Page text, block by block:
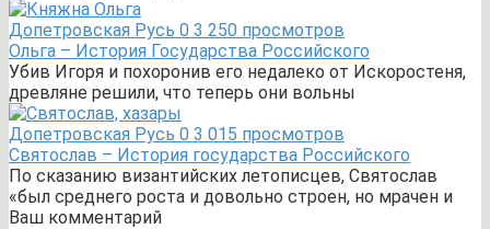
Допетровская Русь 0 3 250 просмотров
Ольга – История Государства Российского
Убив Игоря и похоронив его недалеко от Искоростеня,
древляне решили, что теперь они вольны
Допетровская Русь 0 3 015 просмотров
Святослав – История государства Российского
По сказанию византийских летописцев, Святослав
«был среднего роста и довольно строен, но мрачен и
Ваш комментарий